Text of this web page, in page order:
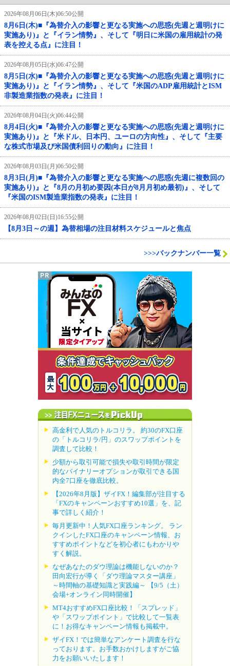
2026年08月06日(木)06:50公開
8月6日(木)■『為替介入の影響と更なる実施への思惑(先週と週明けに
実施あり)』と『イラン情勢』、そして『明日に米国の雇用統計の発
表を控える点』に注目！
2026年08月05日(水)06:47公開
8月5日(水)■『為替介入の影響と更なる実施への思惑(先週と週明けに
実施あり)』と『イラン情勢』、そして『米国のADP雇用統計とISM
非製造業指数の発表』に注目！
2026年08月04日(火)06:44公開
8月4日(火)■『為替介入の影響と更なる実施への思惑(先週と週明けに
実施あり)』と『米ドル、日本円、ユーロの方向性』、そして『主要
な株式市場及び米国債利回りの動向』に注目！
2026年08月03日(月)06:50公開
8月3日(月)■『為替介入の影響と更なる実施への思惑(先週に複数回の
実施あり)』と『8月の月初め要因(本日が8月月初め最初)』、そして
『米国のISM製造業指数の発表』に注目！
2026年08月02日(日)16:55公開
【8月3日～の週】為替相場の注目材料スケジュールと焦点
>>>バックナンバー一覧
高金利で人気のトルコリラ。 約30のFX口座
の「トルコリラ/円」のスワップポイントを
調査して比較！
少額から取引可能で損失や取引時間が限定
的なバイナリーオプションが取引できる国
内全7口座を徹底比較。
【2026年8月版】ザイFX！編集部が注目する
「FXのキャンペーンおすすめ10選」を、記
事で詳しく紹介！
毎月更新中！人気FX口座ランキング。 ラン
クインしたFX口座のキャンペーン情報、お
すすめポイントなどを初心者にもわかりや
すく解説。
なぜあなたのダウ理論は機能しないのか？
田向宏行が導く「ダウ理論マスター講座」
～時間軸の基礎知識と実践編～ 【9/5（土）
会場+オンライン同時開催】
MT4おすすめFX口座比較！「スプレッド」
や「スワップポイント」で比較して一覧表
に！お得なキャンペーン情報も掲載中。
ザイFX！では簡単なアンケート調査を行な
っております。お手数おかけしますがご協
力をお願いいたします！